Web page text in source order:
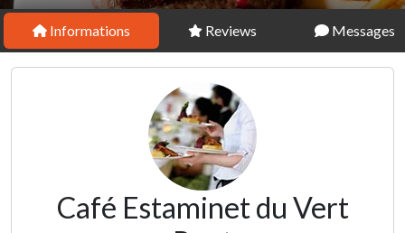
Informations Reviews Messages
Café Estaminet du Vert